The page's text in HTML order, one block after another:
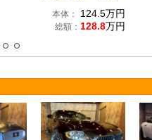
本体： 124.5万円
総額： 128.8万円